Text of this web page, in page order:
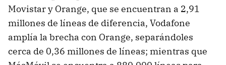
Movistar y Orange, que se encuentran a 2,91
millones de líneas de diferencia, Vodafone
amplía la brecha con Orange, separándoles
cerca de 0,36 millones de líneas; mientras que